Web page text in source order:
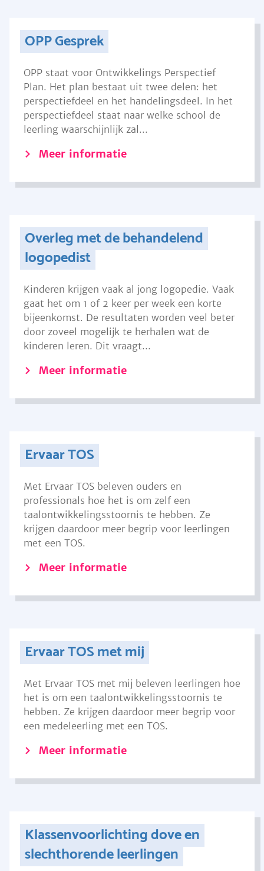
OPP Gesprek
OPP staat voor Ontwikkelings Perspectief
Plan. Het plan bestaat uit twee delen: het
perspectiefdeel en het handelingsdeel. In het
perspectiefdeel staat naar welke school de
leerling waarschijnlijk zal...
Meer informatie
Overleg met de behandelend
logopedist
Kinderen krijgen vaak al jong logopedie. Vaak
gaat het om 1 of 2 keer per week een korte
bijeenkomst. De resultaten worden veel beter
door zoveel mogelijk te herhalen wat de
kinderen leren. Dit vraagt...
Meer informatie
Ervaar TOS
Met Ervaar TOS beleven ouders en
professionals hoe het is om zelf een
taalontwikkelingsstoornis te hebben. Ze
krijgen daardoor meer begrip voor leerlingen
met een TOS.
Meer informatie
Ervaar TOS met mij
Met Ervaar TOS met mij beleven leerlingen hoe
het is om een taalontwikkelingsstoornis te
hebben. Ze krijgen daardoor meer begrip voor
een medeleerling met een TOS.
Meer informatie
Klassenvoorlichting dove en
slechthorende leerlingen